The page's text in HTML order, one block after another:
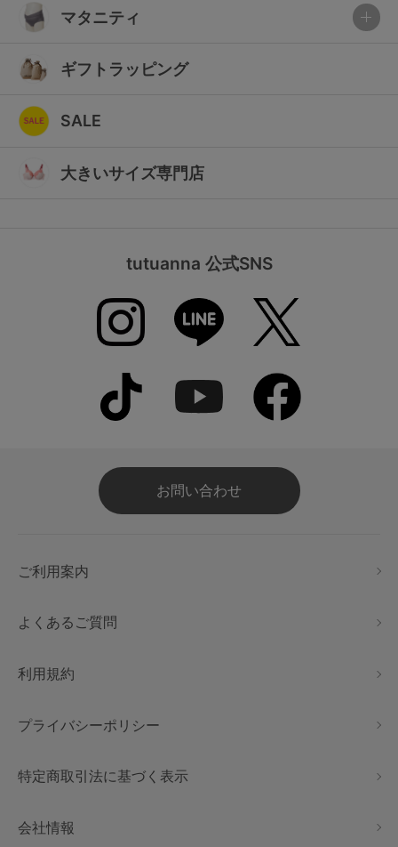
マタニティ
ギフトラッピング
SALE
大きいサイズ専門店
tutuanna 公式SNS
お問い合わせ
ご利用案内
よくあるご質問
利用規約
プライバシーポリシー
特定商取引法に基づく表示
会社情報